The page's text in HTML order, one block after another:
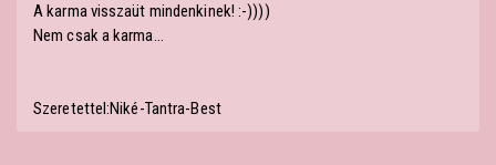
A karma visszaüt mindenkinek! :-))))
Nem csak a karma...
Szeretettel:Niké-Tantra-Best